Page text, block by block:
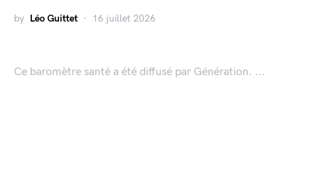
by Léo Guittet 16 juillet 2026
Ce baromètre santé a été diffusé par Génération. ...